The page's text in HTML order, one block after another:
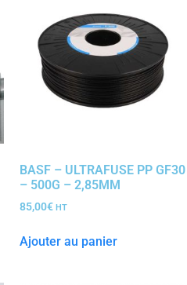
BASF – ULTRAFUSE PP GF30
– 500G – 2,85MM
85,00€ HT
Ajouter au panier